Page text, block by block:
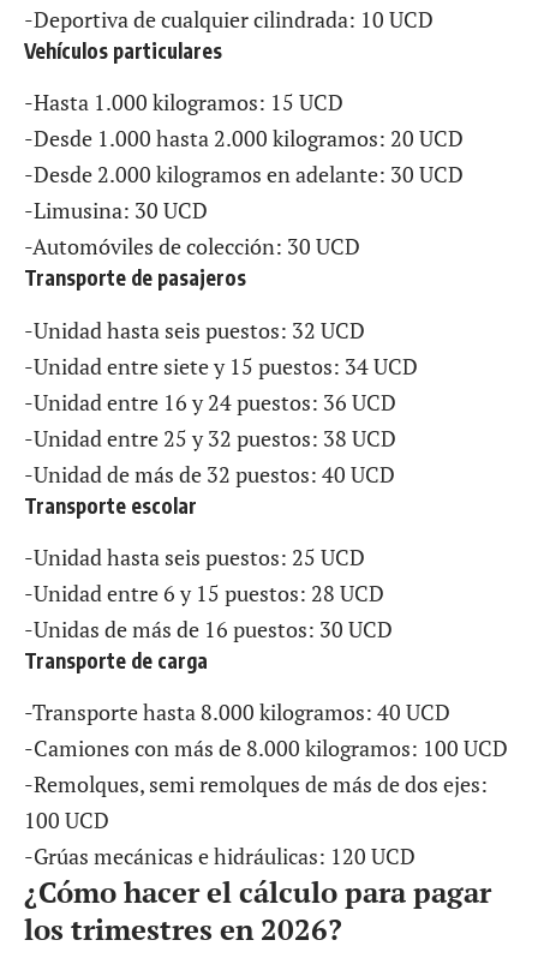
-Deportiva de cualquier cilindrada: 10 UCD
Vehículos particulares
-Hasta 1.000 kilogramos: 15 UCD
-Desde 1.000 hasta 2.000 kilogramos: 20 UCD
-Desde 2.000 kilogramos en adelante: 30 UCD
-Limusina: 30 UCD
-Automóviles de colección: 30 UCD
Transporte de pasajeros
-Unidad hasta seis puestos: 32 UCD
-Unidad entre siete y 15 puestos: 34 UCD
-Unidad entre 16 y 24 puestos: 36 UCD
-Unidad entre 25 y 32 puestos: 38 UCD
-Unidad de más de 32 puestos: 40 UCD
Transporte escolar
-Unidad hasta seis puestos: 25 UCD
-Unidad entre 6 y 15 puestos: 28 UCD
-Unidas de más de 16 puestos: 30 UCD
Transporte de carga
-Transporte hasta 8.000 kilogramos: 40 UCD
-Camiones con más de 8.000 kilogramos: 100 UCD
-Remolques, semi remolques de más de dos ejes:
100 UCD
-Grúas mecánicas e hidráulicas: 120 UCD
¿Cómo hacer el cálculo para pagar
los trimestres en 2026?